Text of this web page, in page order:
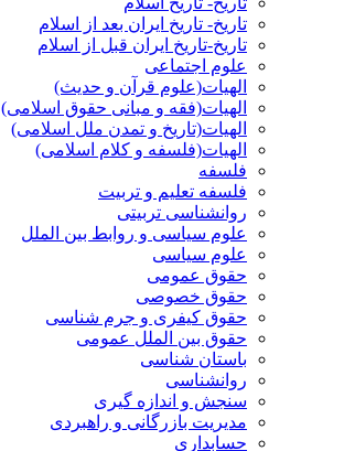
تاریخ- تاریخ ایران بعد از اسلام
تاریخ-تاریخ ایران قبل از اسلام
علوم اجتماعی
الهیات(علوم قرآن و حدیث)
الهیات(فقه و مبانی حقوق اسلامی)
الهیات(تاریخ و تمدن ملل اسلامی)
الهیات(فلسفه و کلام اسلامی)
فلسفه
فلسفه تعلیم و تربیت
روانشناسی تربیتی
علوم سیاسی و روابط بین الملل
علوم سیاسی
حقوق عمومی
حقوق خصوصی
حقوق کیفری و جرم شناسی
حقوق بین الملل عمومی
باستان شناسی
روانشناسی
سنجش و اندازه گیری
مدیریت بازرگانی و راهبردی
حسابداری